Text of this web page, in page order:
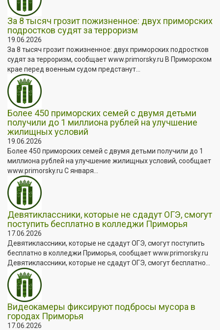
За 8 тысяч грозит пожизненное: двух приморских
подростков судят за терроризм
19.06.2026
За 8 тысяч грозит пожизненное: двух приморских подростков
судят за терроризм, сообщает www.primorsky.ru В Приморском
крае перед военным судом предстанут...
Более 450 приморских семей с двумя детьми
получили до 1 миллиона рублей на улучшение
жилищных условий
19.06.2026
Более 450 приморских семей с двумя детьми получили до 1
миллиона рублей на улучшение жилищных условий, сообщает
www.primorsky.ru С января...
Девятиклассники, которые не сдадут ОГЭ, смогут
поступить бесплатно в колледжи Приморья
17.06.2026
Девятиклассники, которые не сдадут ОГЭ, смогут поступить
бесплатно в колледжи Приморья, сообщает www.primorsky.ru
Девятиклассники, которые не сдадут ОГЭ, смогут бесплатно...
Видеокамеры фиксируют подбросы мусора в
городах Приморья
17.06.2026